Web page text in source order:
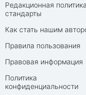
Редакционная
стандарты
Как стать нашим
Правила пользования
Правовая информация
Политика
конфиденциальности